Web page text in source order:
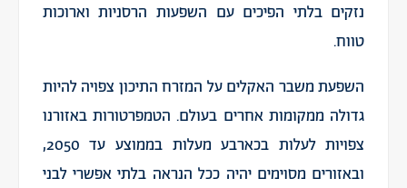
נזקים בלתי הפיכים עם השפעות הרסניות וארוכות
טווח.
השפעת משבר האקלים על המזרח התיכון צפויה להיות
גדולה ממקומות אחרים בעולם. הטמפרטורות באזורנו
צפויות לעלות בכארבע מעלות בממוצע עד 2050,
ובאזורים מסוימים יהיה ככל הנראה בלתי אפשרי לבני